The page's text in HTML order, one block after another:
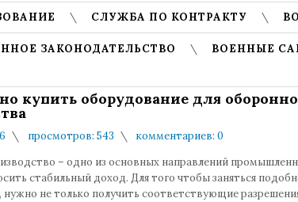
СЛУЖБА ПО КОНТРАКТУ
ЗАКОНОДАТЕЛЬСТВО ВОЕННЫЕ
купить оборудование для
просмотров: 543
комментариев: 0
– одно из основных направлений
стабильный доход. Для того чтобы заняться
нужно не только получить соответствующие